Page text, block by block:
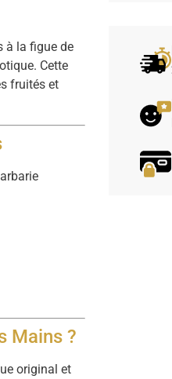
à la figue de
Cette
fruités et
Mains ?
original et